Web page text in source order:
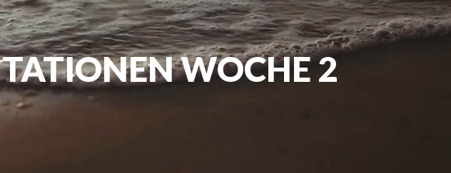
WOCHE 2